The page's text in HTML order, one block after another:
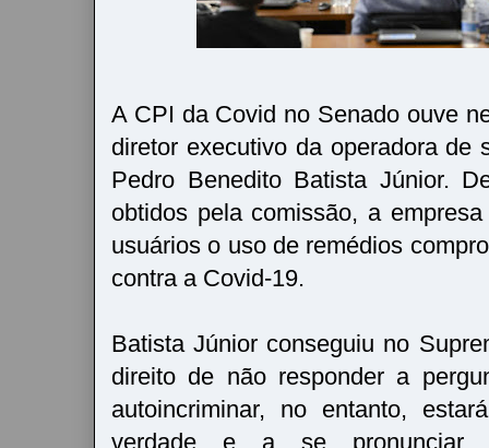
A CPI da Covid no Senado ouve
diretor executivo da operadora de
Pedro Benedito Batista Júnior.
obtidos pela comissão, a
usuários o uso de remédios
contra a Covid-19.
Batista Júnior conseguiu no
direito de não responder a
autoincriminar, no entanto,
verdade e a se